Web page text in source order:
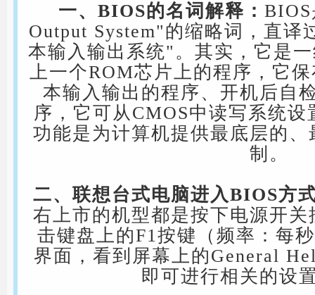
一、BIOS的名词解释：
Output System"的缩略词，直译
本输入输出系统"。其实，它是
上一个ROM芯片上的程序，它
本输入输出的程序、开机后自
序，它可从CMOS中读写系统
功能是为计算机提供最底层的
制。
二、联想台式电脑进入BIOS方
右上市的机型都是按下电源开
击键盘上的F1按键（频率：每
界面，看到屏幕上的General
即可进行相关的设